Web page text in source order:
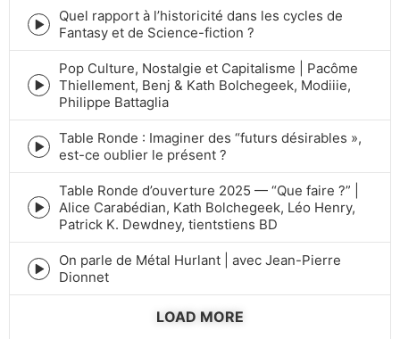
icon
Episode
play
icon
Quel rapport à l’historicité dans les cycles de
Fantasy et de Science-fiction ?
Episode
play
icon
Pop Culture, Nostalgie et Capitalisme | Pacôme
Thiellement, Benj & Kath Bolchegeek, Modiiie,
Philippe Battaglia
Episode
play
icon
Table Ronde : Imaginer des “futurs désirables »,
est-ce oublier le présent ?
Episode
play
icon
Table Ronde d’ouverture 2025 — “Que faire ?” |
Alice Carabédian, Kath Bolchegeek, Léo Henry,
Patrick K. Dewdney, tientstiens BD
Episode
play
On parle de Métal Hurlant | avec Jean-Pierre
Dionnet
LOAD MORE